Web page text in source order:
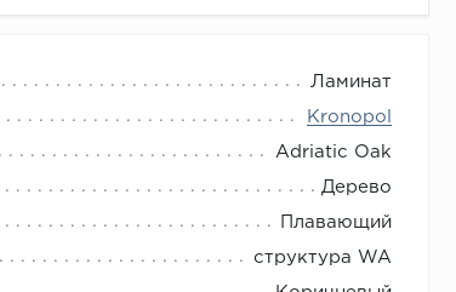
Ламинат
Kronopol
Adriatic Oak
Дерево
Плавающий
структура WA